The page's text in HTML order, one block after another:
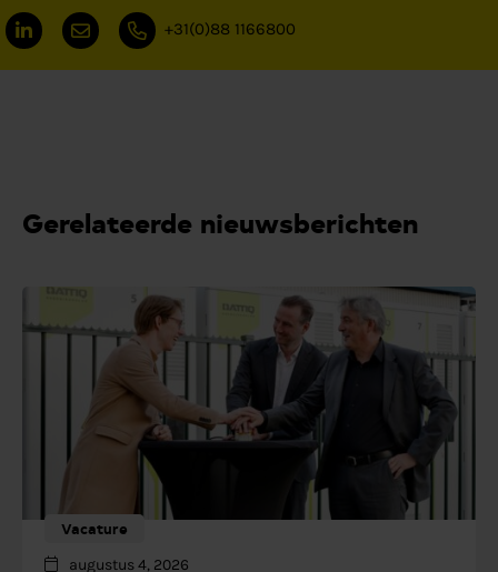
+31(0)88 1166800
Gerelateerde nieuwsberichten
Vacature
augustus 4, 2026